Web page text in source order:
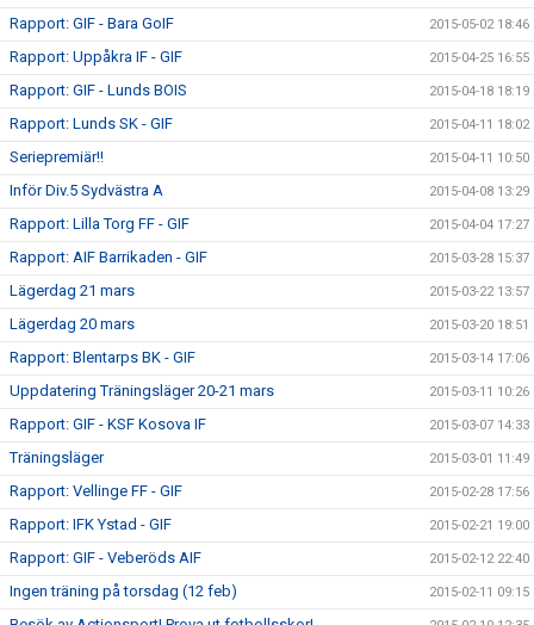
Rapport: GIF - Bara GoIF 2015-05-02 18:46
Rapport: Uppåkra IF - GIF 2015-04-25 16:55
Rapport: GIF - Lunds BOIS 2015-04-18 18:19
Rapport: Lunds SK - GIF 2015-04-11 18:02
Seriepremiär!! 2015-04-11 10:50
Inför Div.5 Sydvästra A 2015-04-08 13:29
Rapport: Lilla Torg FF - GIF 2015-04-04 17:27
Rapport: AIF Barrikaden - GIF 2015-03-28 15:37
Lägerdag 21 mars 2015-03-22 13:57
Lägerdag 20 mars 2015-03-20 18:51
Rapport: Blentarps BK - GIF 2015-03-14 17:06
Uppdatering Träningsläger 20-21 mars 2015-03-11 10:26
Rapport: GIF - KSF Kosova IF 2015-03-07 14:33
Träningsläger 2015-03-01 11:49
Rapport: Vellinge FF - GIF 2015-02-28 17:56
Rapport: IFK Ystad - GIF 2015-02-21 19:00
Rapport: GIF - Veberöds AIF 2015-02-12 22:40
Ingen träning på torsdag (12 feb) 2015-02-11 09:15